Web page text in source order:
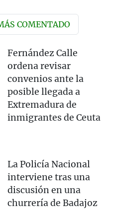
COMENTADO
Fernández Calle
ordena revisar
convenios ante la
posible llegada a
Extremadura de
inmigrantes de Ceuta
La Policía Nacional
interviene tras una
discusión en una
churrería de Badajoz